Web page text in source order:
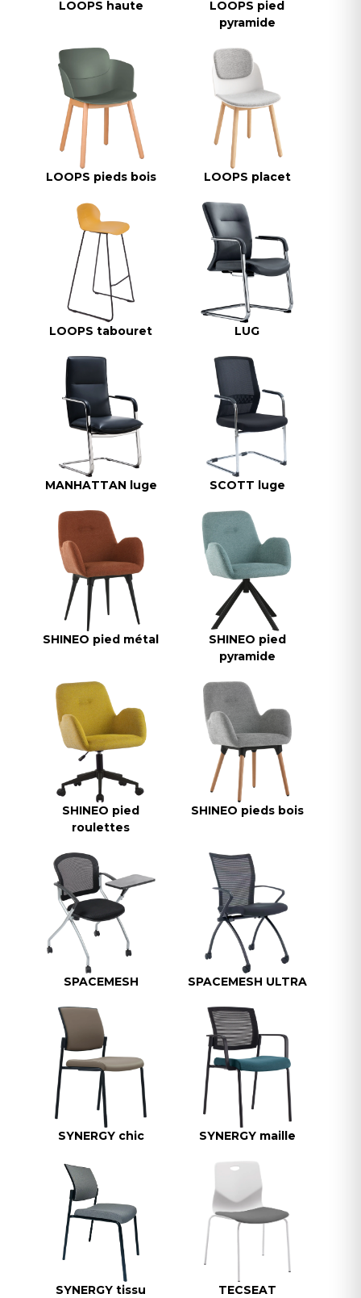
LOOPS haute
LOOPS pied
pyramide
LOOPS pieds bois LOOPS placet
LOOPS tabouret LUG
MANHATTAN luge SCOTT luge
SHINEO pied métal
SHINEO pied
pyramide
SHINEO pied
roulettes
SHINEO pieds bois
SPACEMESH SPACEMESH ULTRA
SYNERGY chic SYNERGY maille
SYNERGY tissu TECSEAT